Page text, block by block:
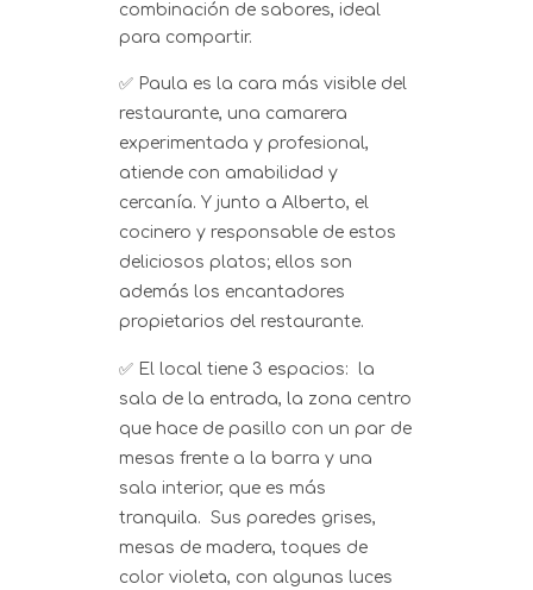
combinación de sabores, ideal
para compartir.
✅ Paula es la cara más visible del
restaurante, una camarera
experimentada y profesional,
atiende con amabilidad y
cercanía. Y junto a Alberto, el
cocinero y responsable de estos
deliciosos platos; ellos son
además los encantadores
propietarios del restaurante.
✅ El local tiene 3 espacios: la
sala de la entrada, la zona centro
que hace de pasillo con un par de
mesas frente a la barra y una
sala interior, que es más
tranquila. Sus paredes grises,
mesas de madera, toques de
color violeta, con algunas luces